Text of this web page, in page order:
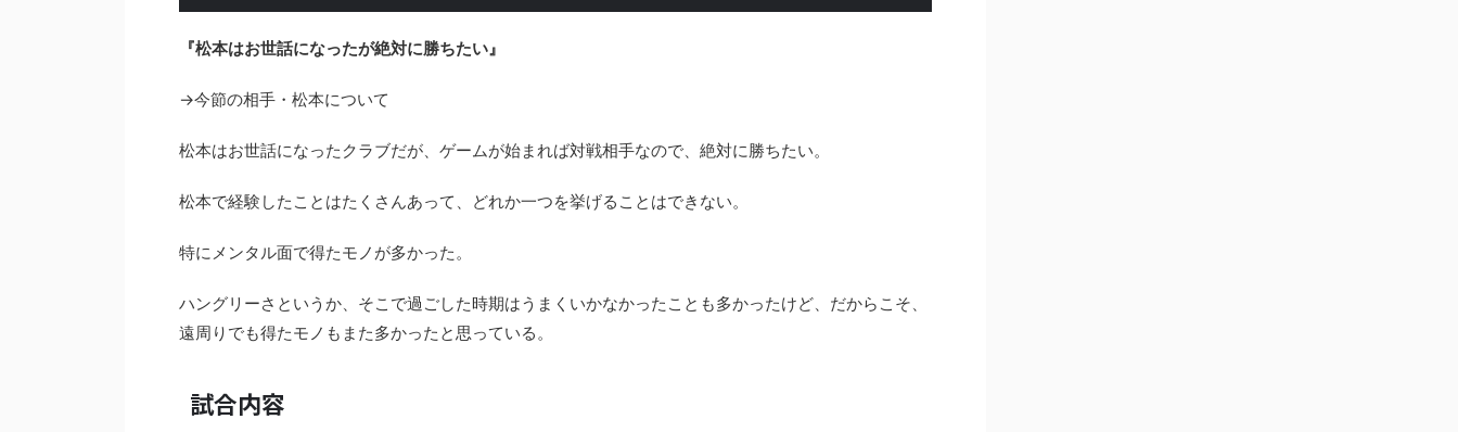
『松本はお世話になったが絶対に勝ちたい』
→今節の相手・松本について
松本はお世話になったクラブだが、ゲームが始まれば対戦相手なので、絶対に勝ちたい。
松本で経験したことはたくさんあって、どれか一つを挙げることはできない。
特にメンタル面で得たモノが多かった。
ハングリーさというか、そこで過ごした時期はうまくいかなかったことも多かったけど、だからこそ、
遠周りでも得たモノもまた多かったと思っている。
試合内容